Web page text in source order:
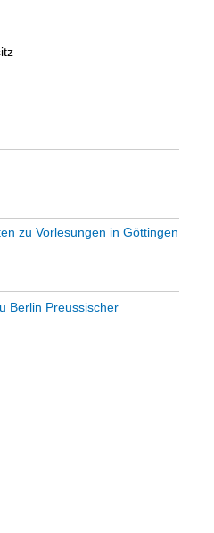
zu Vorlesungen in Göttingen
Berlin Preussischer